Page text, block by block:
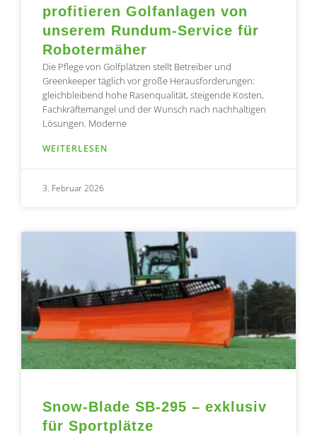
profitieren Golfanlagen von
unserem Rundum-Service für
Robotermäher
Die Pflege von Golfplätzen stellt Betreiber und
Greenkeeper täglich vor große Herausforderungen:
gleichbleibend hohe Rasenqualität, steigende Kosten,
Fachkräftemangel und der Wunsch nach nachhaltigen
Lösungen. Moderne
WEITERLESEN
3. Februar 2026
Snow-Blade SB-295 – exklusiv
für Sportplätze